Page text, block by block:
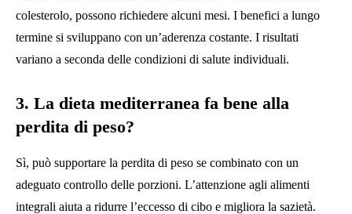
colesterolo, possono richiedere alcuni mesi. I benefici a lungo
termine si sviluppano con un’aderenza costante. I risultati
variano a seconda delle condizioni di salute individuali.
3. La dieta mediterranea fa bene alla
perdita di peso?
Sì, può supportare la perdita di peso se combinato con un
adeguato controllo delle porzioni. L’attenzione agli alimenti
integrali aiuta a ridurre l’eccesso di cibo e migliora la sazietà.